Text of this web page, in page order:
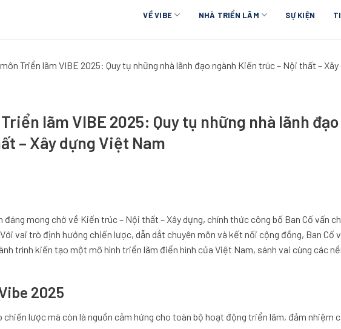
VỀ VIBE NHÀ TRIỂN LÃM SỰ KIỆN
Triển lãm VIBE 2025: Quy tụ những nhà lãnh đạo ngành Kiến trúc – Nội thất –
lãm VIBE 2025: Quy tụ những nhà lãnh đạo
– Xây dựng Việt Nam
đáng mong chờ về Kiến trúc – Nội thất – Xây dựng, chính thức công bố Ban Cố vấn
vai trò định hướng chiến lược, dẫn dắt chuyên môn và kết nối cộng đồng, Ban Cố
trình kiến tạo một mô hình triển lãm điển hình của Việt Nam, sánh vai cùng các
2025
chiến lược mà còn là nguồn cảm hứng cho toàn bộ hoạt động triển lãm, đảm nhiệm